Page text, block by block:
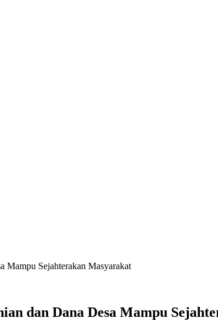
Mampu Sejahterakan Masyarakat
dan Dana Desa Mampu